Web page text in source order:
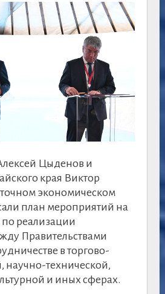
Цыденов и
края Виктор
экономическом
план мероприятий на
реализации
Правительствами
в торгово-
научно-технической,
и иных сферах.